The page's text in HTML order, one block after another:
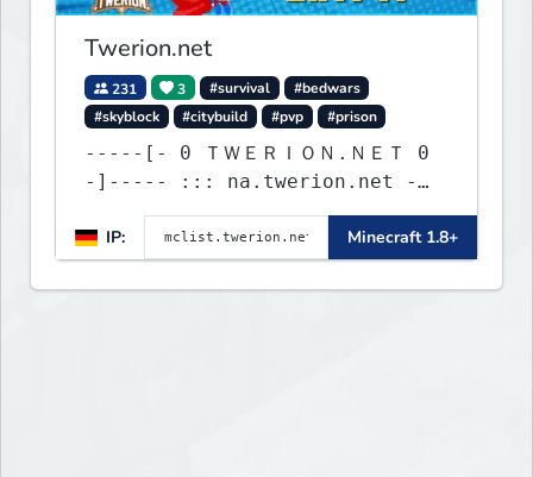
Twerion.net
231 3 #survival
#bedwars
#skyblock
#citybuild #pvp #prison
-----[- 0 ＴＷＥＲＩＯＮ.ＮＥＴ 0
-]----- ::: na.twerion.net -
eu.twerion.net -
as.twerion.net :::
IP: Minecraft 1.8+